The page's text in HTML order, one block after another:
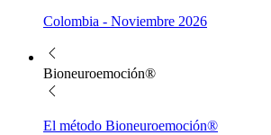
Colombia - Noviembre 2026
Bioneuroemoción®
El método Bioneuroemoción®